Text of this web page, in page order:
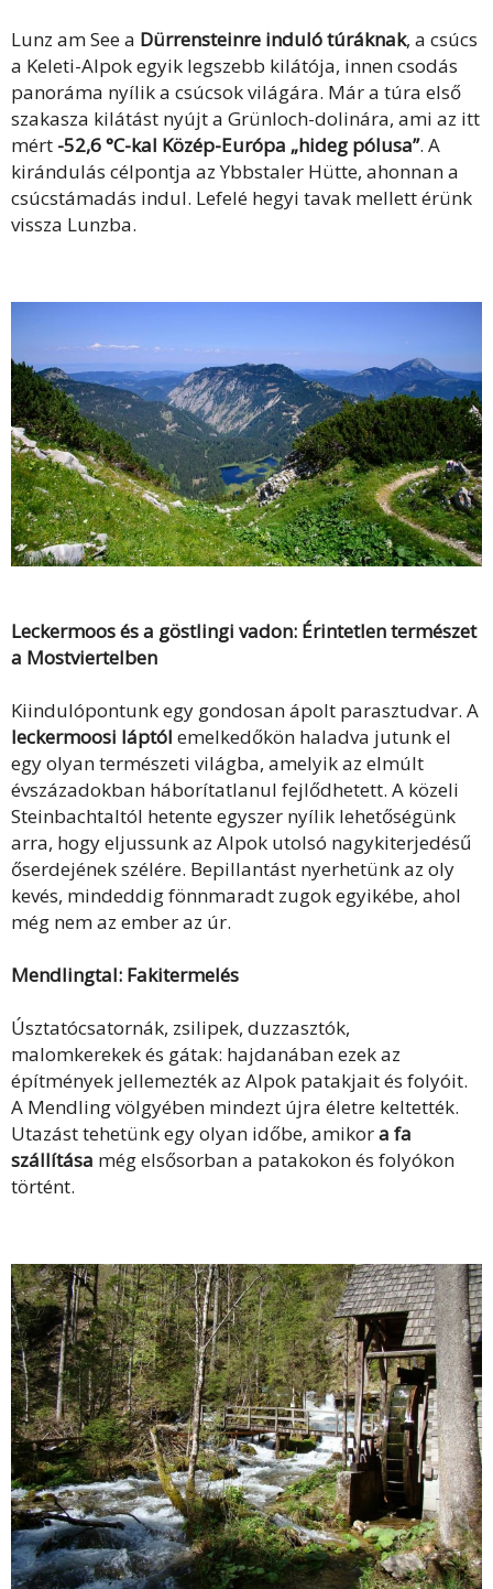
Lunz am See a Dürrensteinre induló túráknak, a csúcs
a Keleti-Alpok egyik legszebb kilátója, innen csodás
panoráma nyílik a csúcsok világára. Már a túra első
szakasza kilátást nyújt a Grünloch-dolinára, ami az itt
mért -52,6 °C-kal Közép-Európa „hideg pólusa”. A
kirándulás célpontja az Ybbstaler Hütte, ahonnan a
csúcstámadás indul. Lefelé hegyi tavak mellett érünk
vissza Lunzba.
Leckermoos és a göstlingi vadon: Érintetlen természet
a Mostviertelben
Kiindulópontunk egy gondosan ápolt parasztudvar. A
leckermoosi láptól emelkedőkön haladva jutunk el
egy olyan természeti világba, amelyik az elmúlt
évszázadokban háborítatlanul fejlődhetett. A közeli
Steinbachtaltól hetente egyszer nyílik lehetőségünk
arra, hogy eljussunk az Alpok utolsó nagykiterjedésű
őserdejének szélére. Bepillantást nyerhetünk az oly
kevés, mindeddig fönnmaradt zugok egyikébe, ahol
még nem az ember az úr.
Mendlingtal: Fakitermelés
Úsztatócsatornák, zsilipek, duzzasztók,
malomkerekek és gátak: hajdanában ezek az
építmények jellemezték az Alpok patakjait és folyóit.
A Mendling völgyében mindezt újra életre keltették.
Utazást tehetünk egy olyan időbe, amikora fa
szállítása még elsősorban a patakokon és folyókon
történt.